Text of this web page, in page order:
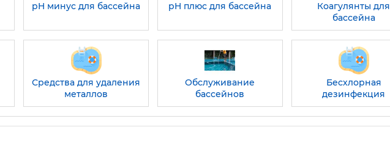
pH минус для бассейна pH плюс для бассейна
Коагулянты для
бассейна
Средства для удаления
металлов
Обслуживание
бассейнов
Бесхлорная
дезинфекция